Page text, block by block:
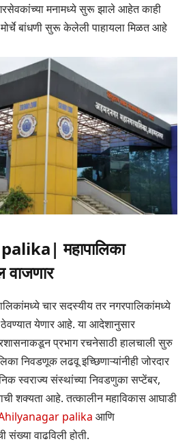
मनामध्ये सुरू झाले आहेत काही
बांधणी सुरू केलेली पाहायला मिळत आहे
महापालिका
वाजणार
चार सदस्यीय तर नगरपालिकांमध्ये
ठेवण्यात येणार आहे. या आदेशानुसार
प्रभाग रचनेसाठी हालचाली सुरु
निवडणूक लढवू इच्छिणाऱ्यांनीही जोरदार
स्वराज्य संस्थांच्या निवडणुका सप्टेंबर,
शक्यता आहे. तत्कालीन महाविकास आघाडी
palika आणि
संख्या वाढविली होती.